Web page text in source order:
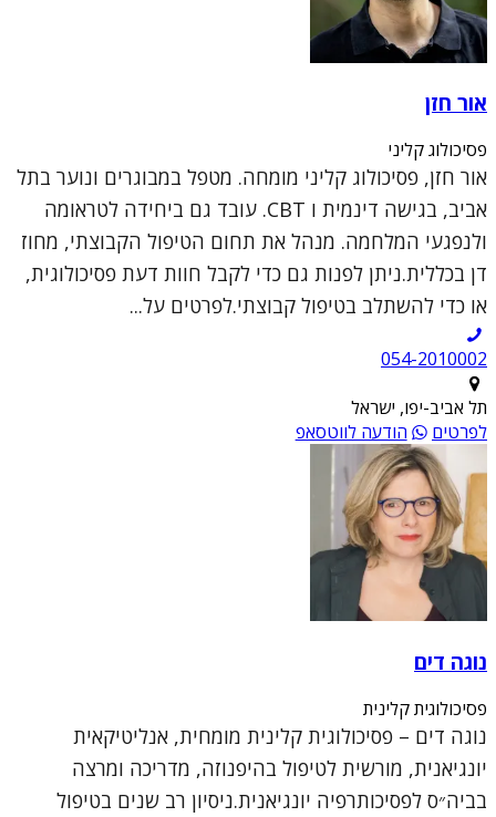
אור חזן
פסיכולוג קליני
אור חזן, פסיכולוג קליני מומחה. מטפל במבוגרים ונוער בתל
אביב, בגישה דינמית ו CBT. עובד גם ביחידה לטראומה
ולנפגעי המלחמה. מנהל את תחום הטיפול הקבוצתי, מחוז
דן בכללית.ניתן לפנות גם כדי לקבל חוות דעת פסיכולוגית,
או כדי להשתלב בטיפול קבוצתי.לפרטים על...
054-2010002
תל אביב-יפו, ישראל
לפרטים
הודעה לווטסאפ
נוגה דים
פסיכולוגית קלינית
נוגה דים – פסיכולוגית קלינית מומחית, אנליטיקאית
יונגיאנית, מורשית לטיפול בהיפנוזה, מדריכה ומרצה
בביה״ס לפסיכותרפיה יונגיאנית.ניסיון רב שנים בטיפול